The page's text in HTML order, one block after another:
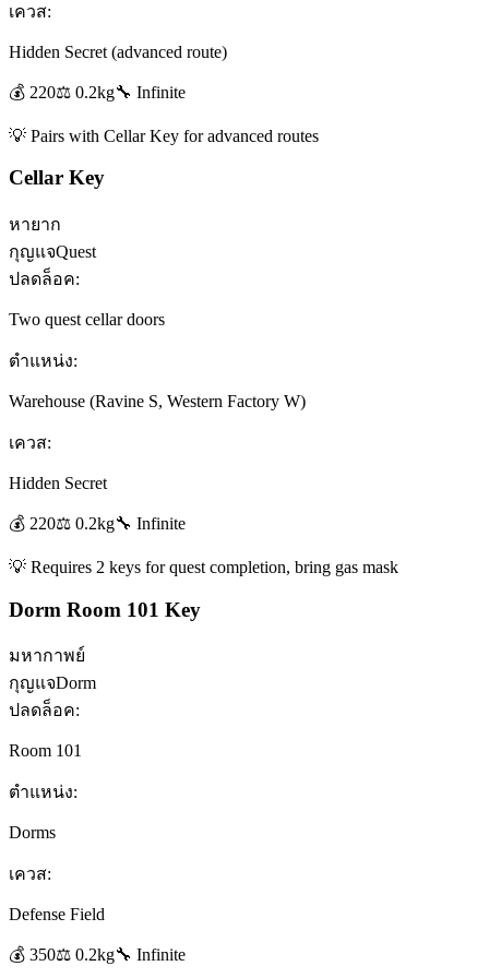
เควส:
Hidden Secret (advanced route)
💰 220⚖️ 0.2kg🔧 Infinite
💡 Pairs with Cellar Key for advanced routes
Cellar Key
หายาก
กุญแจQuest
ปลดล็อค:
Two quest cellar doors
ตำแหน่ง:
Warehouse (Ravine S, Western Factory W)
เควส:
Hidden Secret
💰 220⚖️ 0.2kg🔧 Infinite
💡 Requires 2 keys for quest completion, bring gas mask
Dorm Room 101 Key
มหากาพย์
กุญแจDorm
ปลดล็อค:
Room 101
ตำแหน่ง:
Dorms
เควส:
Defense Field
💰 350⚖️ 0.2kg🔧 Infinite